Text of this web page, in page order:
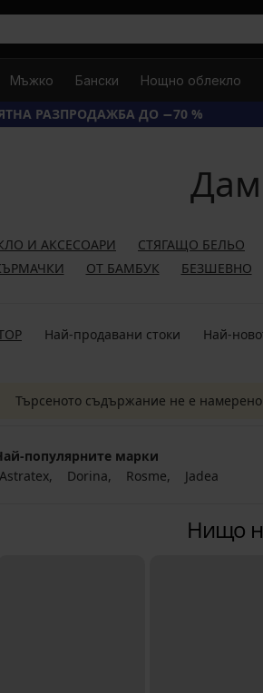
Мъжко Бански Нощно облекло
РАЗПРОДАЖБА ДО −70 %
И АКСЕСОАРИ СТЯГАЩО БЕЛЬО
ОТ БАМБУК БЕЗШЕВНО
Най-продавани стоки Най-
Търсеното съдържание не е
популярните марки
Astratex
Dorina Rosme Jadea
Нищо